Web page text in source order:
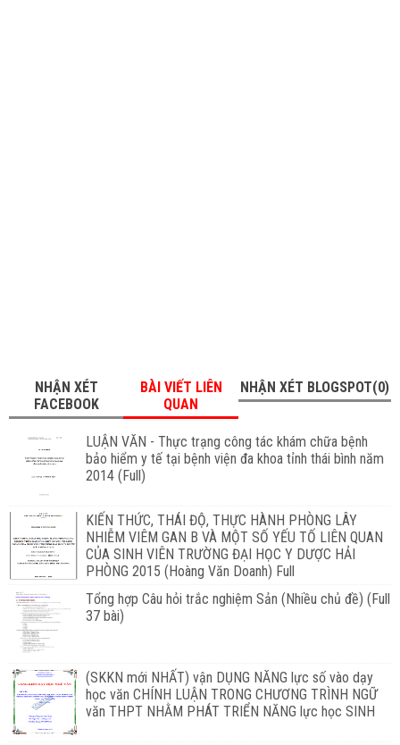
NHẬN XÉT
FACEBOOK
BÀI VIẾT LIÊN
QUAN
NHẬN XÉT BLOGSPOT(0)
LUẬN VĂN - Thực trạng công tác khám chữa bệnh
bảo hiểm y tế tại bệnh viện đa khoa tỉnh thái bình năm
2014 (Full)
KIẾN THỨC, THÁI ĐỘ, THỰC HÀNH PHÒNG LÂY
NHIỄM VIÊM GAN B VÀ MỘT SỐ YẾU TỐ LIÊN QUAN
CỦA SINH VIÊN TRƯỜNG ĐẠI HỌC Y DƯỢC HẢI
PHÒNG 2015 (Hoàng Văn Doanh) Full
Tổng hợp Câu hỏi trắc nghiệm Sản (Nhiều chủ đề) (Full
37 bài)
(SKKN mới NHẤT) vận DỤNG NĂNG lực số vào dạy
học văn CHÍNH LUẬN TRONG CHƯƠNG TRÌNH NGỮ
văn THPT NHẰM PHÁT TRIỂN NĂNG lực học SINH